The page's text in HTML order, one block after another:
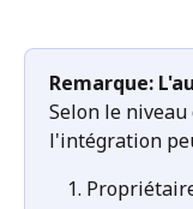
Remarque:
Selon le
l'intégration